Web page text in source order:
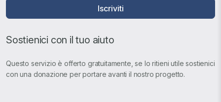
Iscriviti
Sostienici con il tuo aiuto
Questo servizio è offerto gratuitamente, se lo ritieni utile sostienici
con una donazione per portare avanti il nostro progetto.